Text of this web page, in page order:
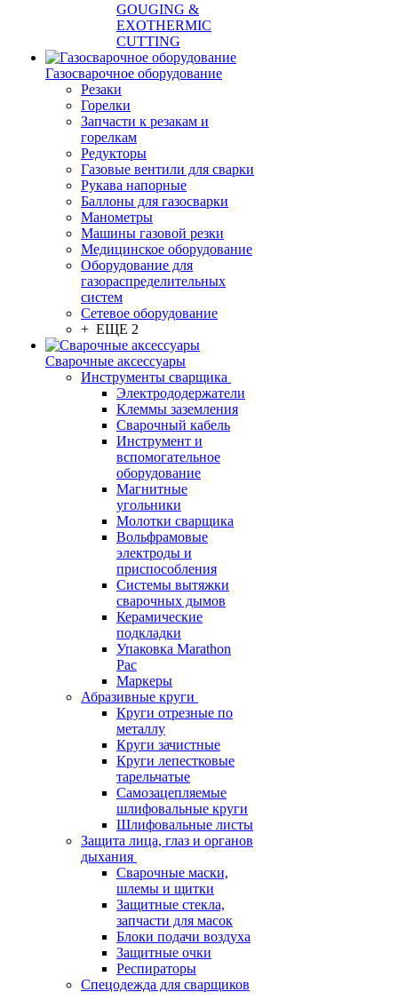
GOUGING &
EXOTHERMIC
CUTTING
Газосварочное оборудование
Резаки
Горелки
Запчасти к резакам и
горелкам
Редукторы
Газовые вентили для сварки
Рукава напорные
Баллоны для газосварки
Манометры
Машины газовой резки
Медицинское оборудование
Оборудование для
газораспределительных
систем
Сетевое оборудование
+ ЕЩЕ 2
Сварочные аксессуары
Инструменты сварщика
Электрододержатели
Клеммы заземления
Сварочный кабель
Инструмент и
вспомогательное
оборудование
Магнитные
угольники
Молотки сварщика
Вольфрамовые
электроды и
приспособления
Системы вытяжки
сварочных дымов
Керамические
подкладки
Упаковка Marathon
Pac
Маркеры
Абразивные круги
Круги отрезные по
металлу
Круги зачистные
Круги лепестковые
тарельчатые
Самозацепляемые
шлифовальные круги
Шлифовальные листы
Защита лица, глаз и органов
дыхания
Сварочные маски,
шлемы и щитки
Защитные стекла,
запчасти для масок
Блоки подачи воздуха
Защитные очки
Респираторы
Спецодежда для сварщиков